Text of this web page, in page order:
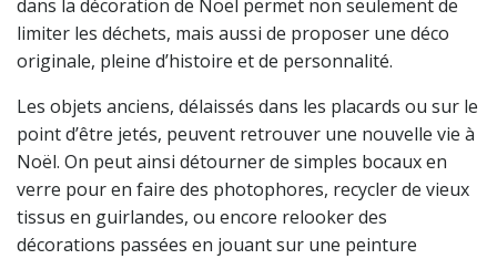
dans la décoration de Noël permet non seulement de
limiter les déchets, mais aussi de proposer une déco
originale, pleine d’histoire et de personnalité.
Les objets anciens, délaissés dans les placards ou sur le
point d’être jetés, peuvent retrouver une nouvelle vie à
Noël. On peut ainsi détourner de simples bocaux en
verre pour en faire des photophores, recycler de vieux
tissus en guirlandes, ou encore relooker des
décorations passées en jouant sur une peinture